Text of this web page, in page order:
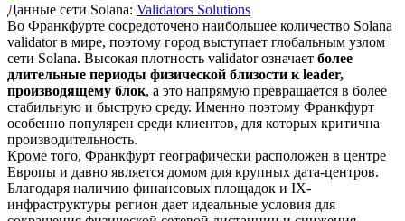
Данные сети Solana: Validators Solutions
Во Франкфурте сосредоточено наибольшее количество Solana
validator в мире, поэтому город выступает глобальным узлом
сети Solana. Высокая плотность validator означает более
длительные периоды физической близости к leader,
производящему блок, а это напрямую превращается в более
стабильную и быструю среду. Именно поэтому Франкфурт
особенно популярен среди клиентов, для которых критична
производительность.
Кроме того, Франкфурт географически расположен в центре
Европы и давно является домом для крупных дата-центров.
Благодаря наличию финансовых площадок и IX-
инфраструктуры регион дает идеальные условия для